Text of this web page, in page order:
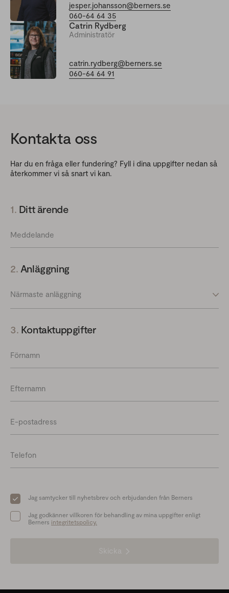
jesper.johansson@berners.se
060-64 64 35
Catrin Rydberg
Administratör
catrin.rydberg@berners.se
060-64 64 91
Kontakta oss
Har du en fråga eller fundering? Fyll i dina uppgifter nedan så
återkommer vi så snart vi kan.
1. Ditt ärende
Meddelande
2. Anläggning
3. Kontaktuppgifter
Förnamn
Efternamn
E-postadress
Telefon
Jag samtycker till nyhetsbrev och erbjudanden från Berners
Jag godkänner villkoren för behandling av mina uppgifter enligt
Berners integritetspolicy.